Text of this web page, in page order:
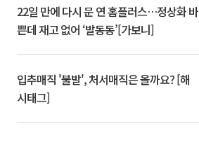
22일 만에 다시 문 연 홈플러스…정상화 바
쁜데 재고 없어 ‘발동동’[가보니]
입추매직 '불발', 처서매직은 올까요? [해
시태그]